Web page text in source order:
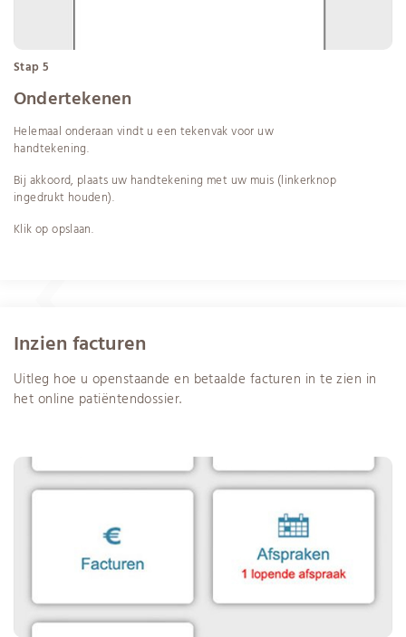
Stap 5
Ondertekenen
Helemaal onderaan vindt u een tekenvak voor uw
handtekening.
Bij akkoord, plaats uw handtekening met uw muis (linkerknop
ingedrukt houden).
Klik op opslaan.
Inzien facturen
Uitleg hoe u openstaande en betaalde facturen in te zien in
het online patiëntendossier.